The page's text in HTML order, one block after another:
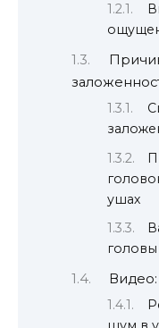
ушах
головы
Видео: